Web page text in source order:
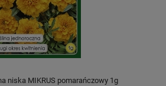
niska MIKRUS pomarańczowy 1g